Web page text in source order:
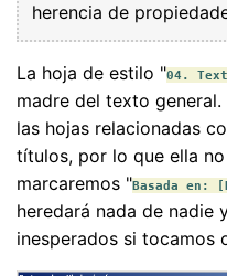
herencia de
La hoja de estilo "04.
madre del texto
las hojas relacionadas
títulos, por lo que ella
marcaremos "Basada en:
heredará nada de nadie
inesperados si tocamos